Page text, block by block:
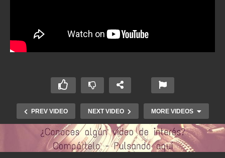
PREV VIDEO NEXT VIDEO MORE VIDEOS